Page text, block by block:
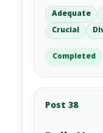
Adequate
Crucial
Completed
Post 38